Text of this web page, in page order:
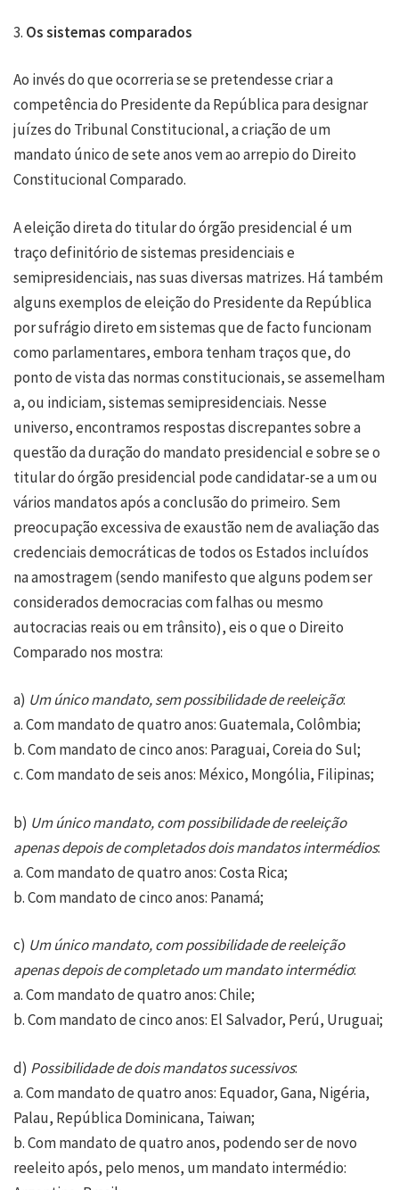
3. Os sistemas comparados
Ao invés do que ocorreria se se pretendesse criar a
competência do Presidente da República para designar
juízes do Tribunal Constitucional, a criação de um
mandato único de sete anos vem ao arrepio do Direito
Constitucional Comparado.
A eleição direta do titular do órgão presidencial é um
traço definitório de sistemas presidenciais e
semipresidenciais, nas suas diversas matrizes. Há também
alguns exemplos de eleição do Presidente da República
por sufrágio direto em sistemas que de facto funcionam
como parlamentares, embora tenham traços que, do
ponto de vista das normas constitucionais, se assemelham
a, ou indiciam, sistemas semipresidenciais. Nesse
universo, encontramos respostas discrepantes sobre a
questão da duração do mandato presidencial e sobre se o
titular do órgão presidencial pode candidatar-se a um ou
vários mandatos após a conclusão do primeiro. Sem
preocupação excessiva de exaustão nem de avaliação das
credenciais democráticas de todos os Estados incluídos
na amostragem (sendo manifesto que alguns podem ser
considerados democracias com falhas ou mesmo
autocracias reais ou em trânsito), eis o que o Direito
Comparado nos mostra:
a) Um único mandato, sem possibilidade de reeleição:
a. Com mandato de quatro anos: Guatemala, Colômbia;
b. Com mandato de cinco anos: Paraguai, Coreia do Sul;
c. Com mandato de seis anos: México, Mongólia, Filipinas;
b) Um único mandato, com possibilidade de reeleição
apenas depois de completados dois mandatos intermédios:
a. Com mandato de quatro anos: Costa Rica;
b. Com mandato de cinco anos: Panamá;
c) Um único mandato, com possibilidade de reeleição
apenas depois de completado um mandato intermédio:
a. Com mandato de quatro anos: Chile;
b. Com mandato de cinco anos: El Salvador, Perú, Uruguai;
d) Possibilidade de dois mandatos sucessivos:
a. Com mandato de quatro anos: Equador, Gana, Nigéria,
Palau, República Dominicana, Taiwan;
b. Com mandato de quatro anos, podendo ser de novo
reeleito após, pelo menos, um mandato intermédio: